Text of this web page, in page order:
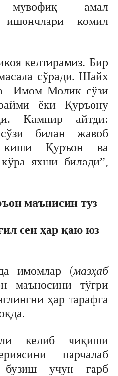
амал
ишончлари комил
келтирамиз. Бир
сўради. Шайх
Имом Молик сўзи
ёки Қуръону
Кампир айтди:
билан жавоб
киши Қуръон ва
яхши билади”,
маънисин туз
сен ҳар қаю юз
имомлар (мазҳаб
маъносини тўғри
ҳар тарафга
келиб чиқиши
парчалаб
учун ғарб